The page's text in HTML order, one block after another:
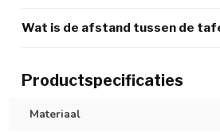
Wat is de afstand tussen de
Productspecificaties
Materiaal